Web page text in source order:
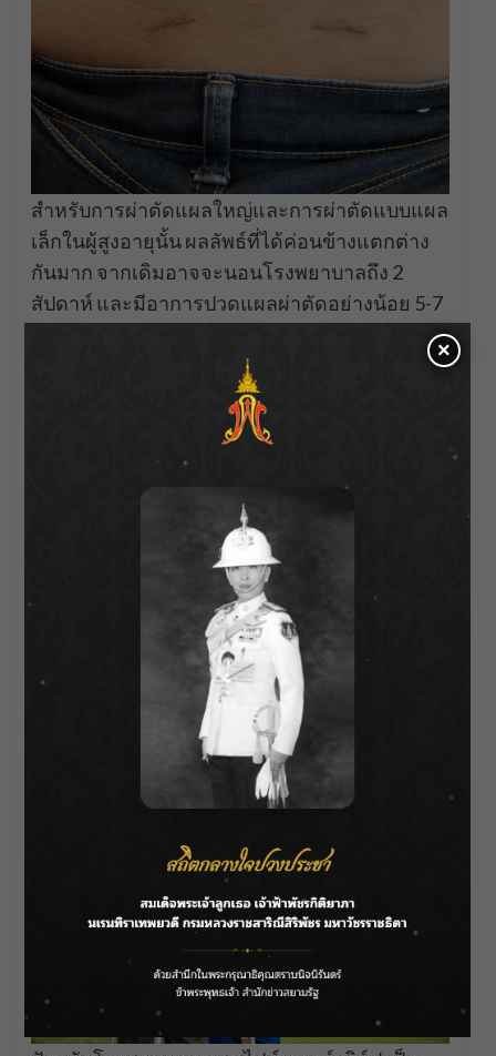
สำหรับการผ่าตัดแผลใหญ่และการผ่าตัดแบบแผล
เล็กในผู้สูงอายุนั้น ผลลัพธ์ที่ได้ค่อนข้างแตกต่าง
กันมาก จากเดิมอาจจะนอนโรงพยาบาลถึง 2
สัปดาห์ และมีอาการปวดแผลผ่าตัดอย่างน้อย 5-7
สามารถกลับมายืน-เดินได้หลังจากทำการรักษา
ไปแล้ว 1-2 วัน การใช้ยาควบคุมความเจ็บปวดก็จะ
น้อยกว่าหรือแทบไม่ต้องใช้เลย ผู้ป่วยสามารถฟื้น
ตัวได้เร็วกว่า ดังนั้นนอกจากจะย่นระยะเวลาใน
การนอนโรงพยาบาลแล้ว ยังลดโอกาสในการ
นอนติดเตียงนานๆ ลงได้ เพราะผู้ป่วยที่เป็นกลุ่มผู้
สูงอายุมักจะมีปัญหาเกี่ยวกับเรื่องระบบทางเดิน
หายใจ ทำให้ถุงลมในปอดไหลเวียนไม่สะดวก เกิด
ภาวะปอดแฟบ และอาจเกิดปอดติดเชื้อตามมา ดัง
นั้นการผ่าตัดแบบแผลเล็กจึงตอบโจทย์ผู้ป่วยกลุ่ม
ผู้สูงอายุได้เป็นอย่างดี เพราะเมื่อแผลเล็ก การฟื้น
ตัวจะเร็วกว่า ความเสี่ยงที่จะเกิดโรคแทรกซ้อน
ดังที่กล่าวมาก็จะลดลงด้วยเช่นกัน
×